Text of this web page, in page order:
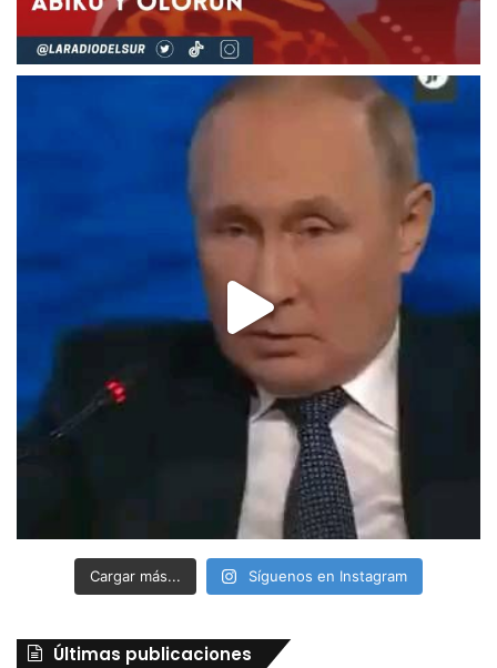
Cargar más... Síguenos en Instagram
Últimas publicaciones